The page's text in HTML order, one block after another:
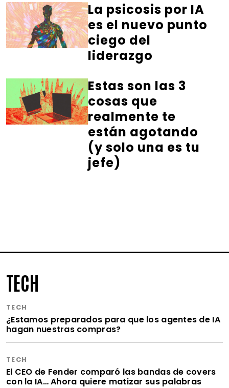
La psicosis por IA
es el nuevo punto
ciego del
liderazgo
Estas son las 3
cosas que
realmente te
están agotando
(y solo una es tu
jefe)
TECH
TECH
¿Estamos preparados para que los agentes de IA
hagan nuestras compras?
TECH
El CEO de Fender comparó las bandas de covers
con la IA… Ahora quiere matizar sus palabras